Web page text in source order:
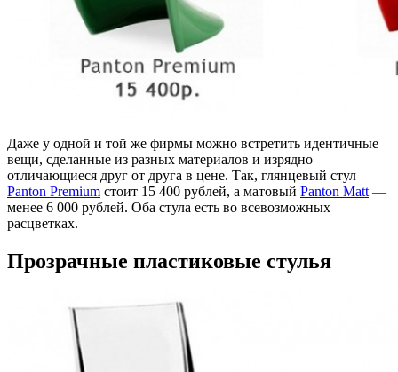
Даже у одной и той же фирмы можно встретить идентичные
вещи, сделанные из разных материалов и изрядно
отличающиеся друг от друга в цене. Так, глянцевый стул
Panton Premium стоит 15 400 рублей, а матовый Panton Matt —
менее 6 000 рублей. Оба стула есть во всевозможных
расцветках.
Прозрачные пластиковые стулья